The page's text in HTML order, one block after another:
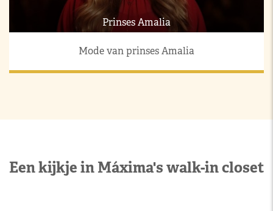
Prinses Amalia
Mode van prinses Amalia
Een kijkje in Máxima's walk-in closet